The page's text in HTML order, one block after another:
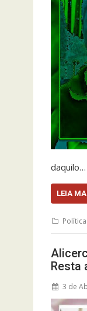
daquilo…
LEIA
Política
Resta
3 de